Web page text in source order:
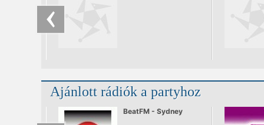
Ajánlott rádiók a partyhoz
BeatFM - Sydney